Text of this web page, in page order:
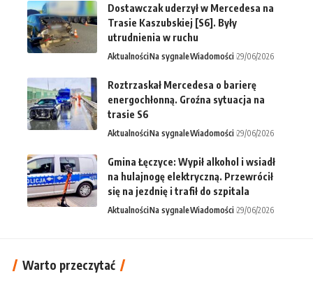
Dostawczak uderzył w Mercedesa na
Trasie Kaszubskiej [S6]. Były
utrudnienia w ruchu
AktualnościNa sygnaleWiadomości 29/06/2026
Roztrzaskał Mercedesa o barierę
energochłonną. Groźna sytuacja na
trasie S6
AktualnościNa sygnaleWiadomości 29/06/2026
Gmina Łęczyce: Wypił alkohol i wsiadł
na hulajnogę elektryczną. Przewrócił
się na jezdnię i trafił do szpitala
AktualnościNa sygnaleWiadomości 29/06/2026
Warto przeczytać